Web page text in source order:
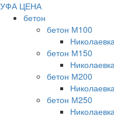
УФА ЦЕНА
бетон
бетон М100
бетон М150
бетон М200
бетон М250